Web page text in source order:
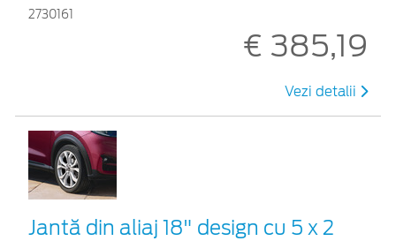
2730161
€ 385,19
Vezi detalii
Jantă din aliaj 18" design cu 5 x 2